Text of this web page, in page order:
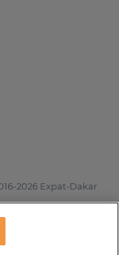
2026 Expat-Dakar